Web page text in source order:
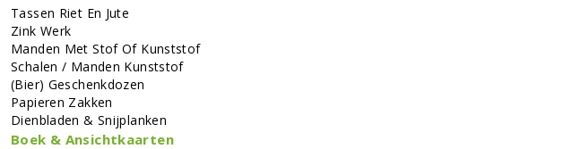
Tassen Riet En Jute
Zink Werk
Manden Met Stof Of Kunststof
Schalen / Manden Kunststof
(bier) Geschenkdozen
Papieren Zakken
Dienbladen & Snijplanken
Boek & Ansichtkaarten